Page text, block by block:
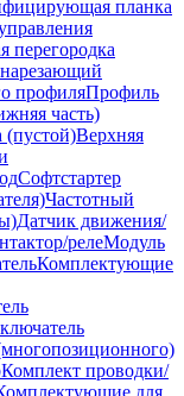
планка
перегородка
профиляПрофиль
часть)
(пустой)Верхняя
Софтстартер
Частотный
Датчик движения/
релеМодуль
Комплектующие
Комплект проводки/
для